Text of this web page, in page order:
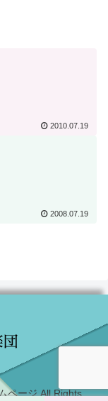
2010.07.19
2008.07.19
ページ All Rights